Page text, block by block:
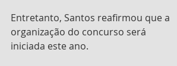
Entretanto, Santos reafirmou que a
organização do concurso será
iniciada este ano.